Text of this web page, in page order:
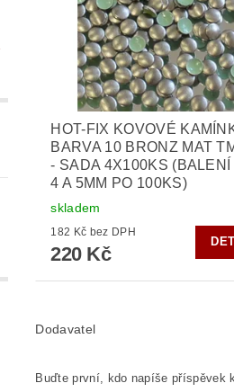
HOT-FIX KOVOVÉ
BARVA 10 BRONZ MAT
- SADA 4X100KS (BALENÍ
4 A 5MM PO 100KS)
skladem
182 Kč bez DPH
220 Kč
Dodavatel
Buďte první, kdo napíše příspěvek